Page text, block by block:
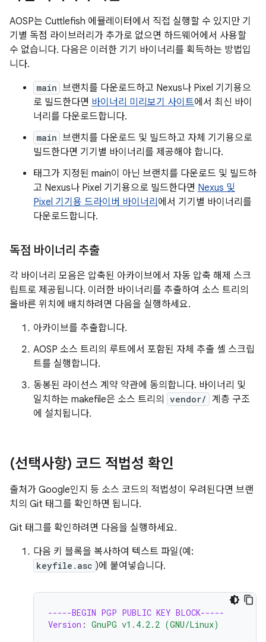
AOSP는 Cuttlefish 에뮬레이터에서 직접 실행할 수 있지만 기
기별 독점 라이브러리가 추가로 없으면 하드웨어에서 사용할
수 없습니다. 다음은 이러한 기기 바이너리를 획득하는 방법입
니다.
main 브랜치를 다운로드하고 Nexus나 Pixel 기기용으
로 빌드한다면 바이너리 미리보기 사이트에서 최신 바이
너리를 다운로드합니다.
main 브랜치를 다운로드 및 빌드하고 자체 기기용으로
빌드한다면 기기별 바이너리를 제공해야 합니다.
태그가 지정된 main이 아닌 브랜치를 다운로드 및 빌드하
고 Nexus나 Pixel 기기용으로 빌드한다면 Nexus 및
Pixel 기기용 드라이버 바이너리 에서 기기별 바이너리를
다운로드합니다.
독점 바이너리 추출
각 바이너리 모음은 압축된 아카이브에서 자동 압축 해제 스크
립트로 제공됩니다. 이러한 바이너리를 추출하여 소스 트리의
올바른 위치에 배치하려면 다음을 실행하세요.
아카이브를 추출합니다.
AOSP 소스 트리의 루트에서 포함된 자체 추출 셸 스크립
트를 실행합니다.
동봉된 라이선스 계약 약관에 동의합니다. 바이너리 및
일치하는 makefile은 소스 트리의
vendor/ 계층 구조
에 설치됩니다.
(선택사항) 코드 적법성 확인
출처가 Google인지 등 소스 코드의 적법성이 우려된다면 브랜
치의 Git 태그를 확인하면 됩니다.
Git 태그를 확인하려면 다음을 실행하세요.
다음 키 블록을 복사하여 텍스트 파일(예:
keyfile.asc )에 붙여넣습니다.
-----BEGIN PGP PUBLIC KEY BLOCK-----
Version : GnuPG v1.4.2.2 (GNU/Linux)